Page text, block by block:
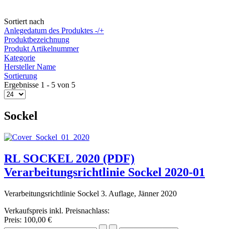
Sortiert nach
Anlegedatum des Produktes -/+
Produktbezeichnung
Produkt Artikelnummer
Kategorie
Hersteller Name
Sortierung
Ergebnisse 1 - 5 von 5
Sockel
RL SOCKEL 2020 (PDF)
Verarbeitungsrichtlinie Sockel 2020-01
Verarbeitungsrichtlinie Sockel 3. Auflage, Jänner 2020
Verkaufspreis inkl. Preisnachlass:
Preis: 100,00 €